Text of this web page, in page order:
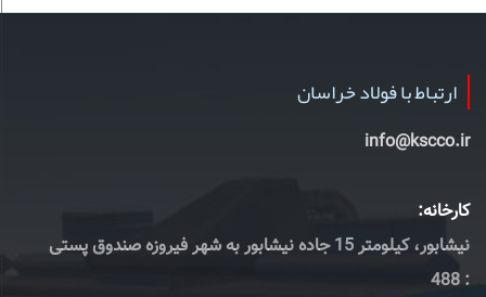
ارتباط با فولاد خراسان
info@kscco.ir
کارخانه:
نیشابور، کیلومتر 15 جاده نیشابور به شهر فیروزه صندوق پستی
: 488